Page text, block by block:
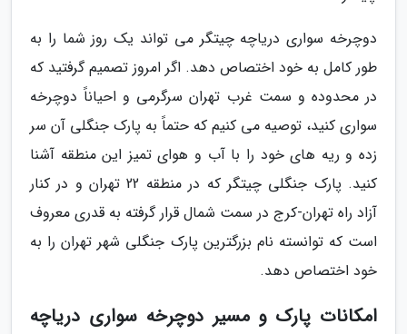
دوچرخه سواری دریاچه چیتگر می تواند یک روز شما را به
طور کامل به خود اختصاص دهد. اگر امروز تصمیم گرفتید که
در محدوده و سمت غرب تهران سرگرمی و احیاناً دوچرخه
سواری کنید، توصیه می کنیم که حتماً به پارک جنگلی آن سر
زده و ریه های خود را با آب و هوای تمیز این منطقه آشنا
کنید. پارک جنگلی چیتگر که در منطقه 22 تهران و در کنار
آزاد راه تهران-کرج در سمت شمال قرار گرفته به قدری معروف
است که توانسته نام بزرگترین پارک جنگلی شهر تهران را به
خود اختصاص دهد.
امکانات پارک و مسیر دوچرخه سواری دریاچه